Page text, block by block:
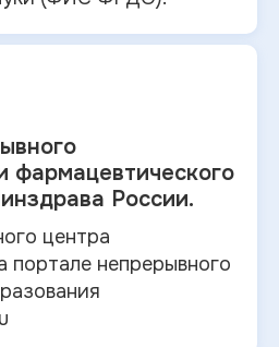
фармацевтического
России.
центра
портале непрерывного